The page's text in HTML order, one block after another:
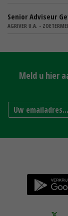
Senior Adviseur
AGRIVER U.A. -
Meld u hier